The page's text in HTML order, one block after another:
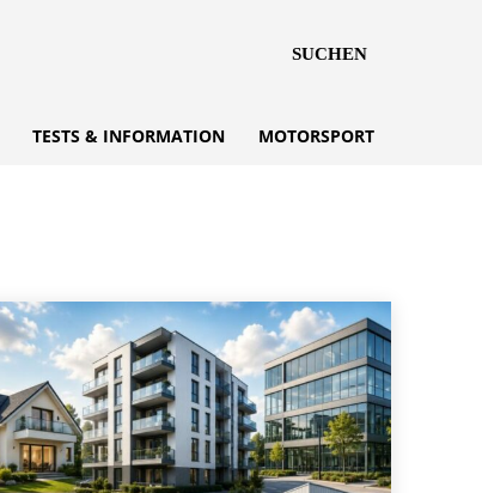
SUCHEN
TESTS & INFORMATION MOTORSPORT